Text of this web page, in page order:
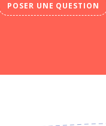
POSER UNE QUESTION